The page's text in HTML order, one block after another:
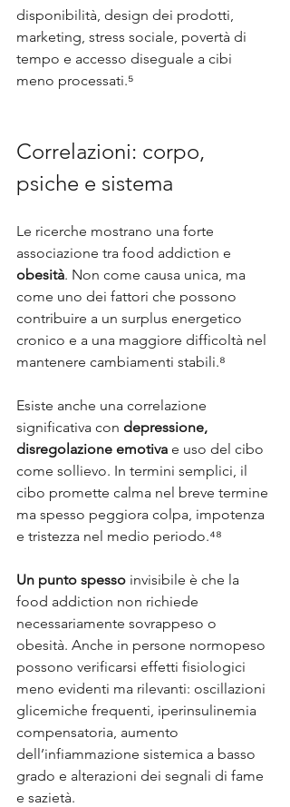
disponibilità, design dei prodotti,
marketing, stress sociale, povertà di
tempo e accesso diseguale a cibi
meno processati.⁵
Correlazioni: corpo,
psiche e sistema
Le ricerche mostrano una forte
associazione tra food addiction e
obesità. Non come causa unica, ma
come uno dei fattori che possono
contribuire a un surplus energetico
cronico e a una maggiore difficoltà nel
mantenere cambiamenti stabili.⁸
Esiste anche una correlazione
significativa con depressione,
disregolazione emotiva e uso del cibo
come sollievo. In termini semplici, il
cibo promette calma nel breve termine
ma spesso peggiora colpa, impotenza
e tristezza nel medio periodo.⁴⁸
Un punto spesso invisibile è che la
food addiction non richiede
necessariamente sovrappeso o
obesità. Anche in persone normopeso
possono verificarsi effetti fisiologici
meno evidenti ma rilevanti: oscillazioni
glicemiche frequenti, iperinsulinemia
compensatoria, aumento
dell’infiammazione sistemica a basso
grado e alterazioni dei segnali di fame
e sazietà.